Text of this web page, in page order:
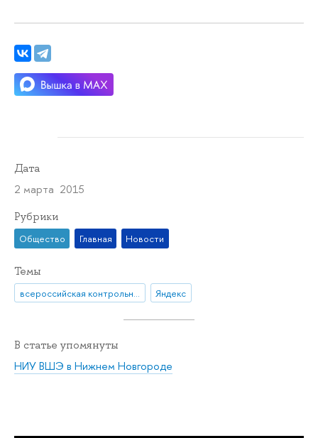
Дата
2 марта 2015
Рубрики
Общество Главная Новости
Темы
Яндекс
В статье упомянуты
НИУ ВШЭ в Нижнем Новгороде